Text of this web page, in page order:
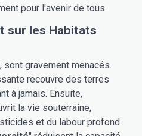
pour l'avenir de tous.
sur les Habitats
gravement menacés.
recouvre des terres
à jamais. Ensuite,
la vie souterraine,
et du labour profond.